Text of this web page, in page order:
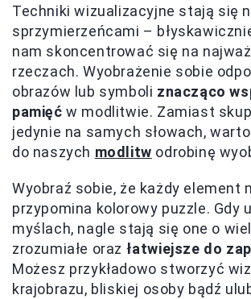
Techniki wizualizacyjne stają się
sprzymierzeńcami –
nam skoncentrować się na
rzeczach. Wyobrażenie sobie
obrazów lub symboli znacząco
pamięć w modlitwie. Zamiast
jedynie na samych słowach,
do naszych modlitw odrobinę
Wyobraź sobie, że każdy element
przypomina kolorowy puzzle. Gdy
myślach, nagle stają się one o
zrozumiałe oraz łatwiejsze do
Możesz przykładowo stworzyć
krajobrazu, bliskiej osoby bądź